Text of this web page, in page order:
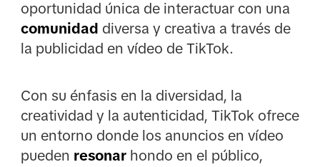
oportunidad única de interactuar con una
comunidad diversa y creativa a través de
la publicidad en vídeo de TikTok.
Con su énfasis en la diversidad, la
creatividad y la autenticidad, TikTok ofrece
un entorno donde los anuncios en vídeo
pueden resonarhondo en el público,